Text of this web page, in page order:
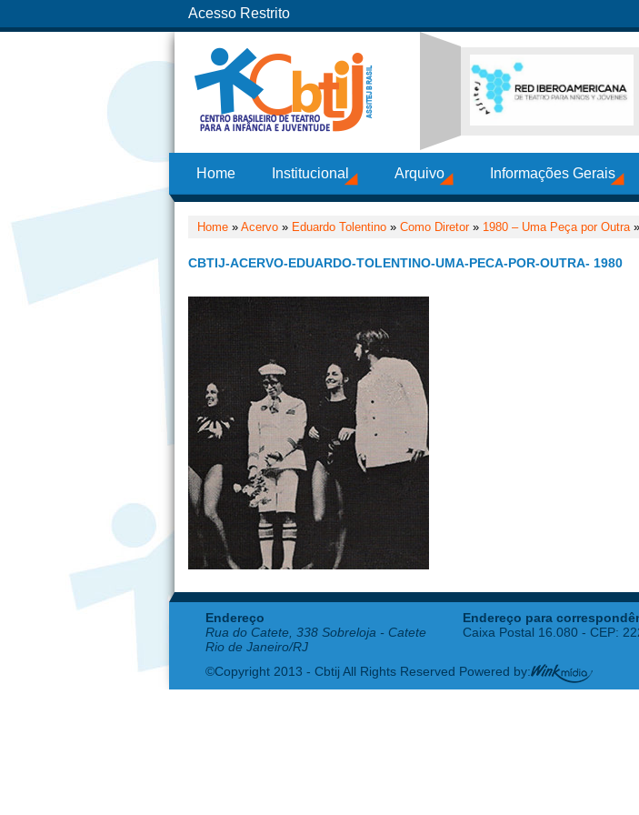
Acesso Restrito
Home Institucional Arquivo Informações Gerais
Home » Acervo » Eduardo Tolentino » Como Diretor» 1980 – Uma Peça por Outra»
CBTIJ-ACERVO-EDUARDO-TOLENTINO-UMA-PECA-POR-OUTRA- 1980
Endereço
Rua do Catete, 338 Sobreloja - Catete
Rio de Janeiro/RJ
Endereço para
Caixa Postal 16.080 - CEP:
©Copyright 2013 - Cbtij All Rights Reserved Powered by: